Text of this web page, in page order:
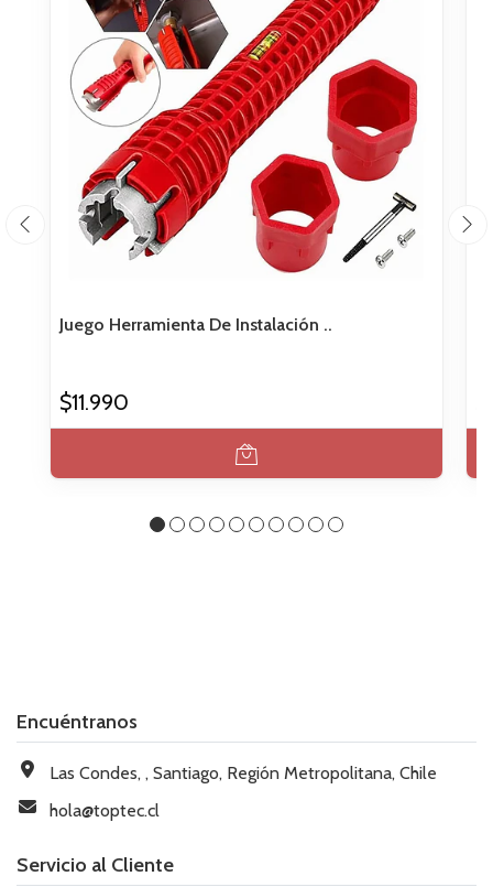
Juego Herramienta De Instalación ..
$11.990
Encuéntranos
Las Condes, , Santiago, Región Metropolitana, Chile
hola@toptec.cl
Servicio al Cliente